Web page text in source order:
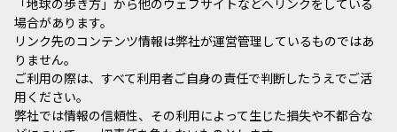
「地球の歩き方」から他のウェブサイトなどへリンクをしている
場合があります。
リンク先のコンテンツ情報は弊社が運営管理しているものではあ
りません。
ご利用の際は、すべて利用者ご自身の責任で判断したうえでご活
用ください。
弊社では情報の信頼性、その利用によって生じた損失や不都合な